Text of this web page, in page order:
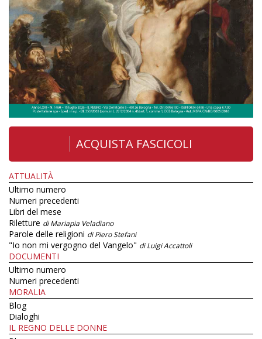
ACQUISTA FASCICOLI
ATTUALITÀ
Ultimo numero
Numeri precedenti
Libri del mese
Riletture di Mariapia Veladiano
Parole delle religioni di Piero Stefani
"Io non mi vergogno del Vangelo" di Luigi Accattoli
DOCUMENTI
Ultimo numero
Numeri precedenti
MORALIA
Blog
Dialoghi
IL REGNO DELLE DONNE